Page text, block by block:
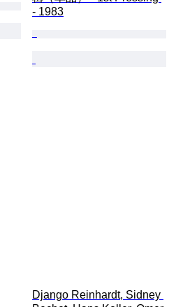
- 1983
Django Reinhardt, Sidney